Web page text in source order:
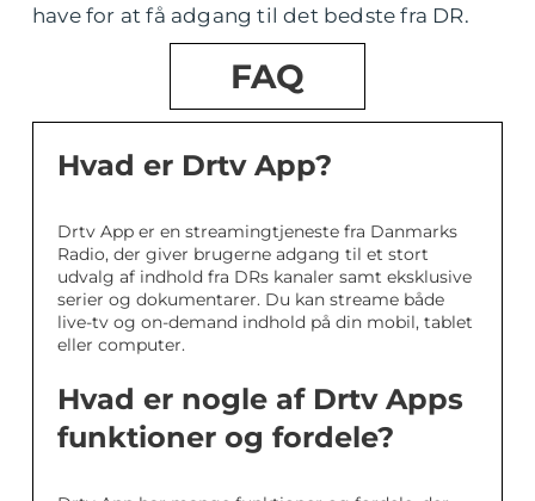
have for at få adgang til det bedste fra DR.
FAQ
Hvad er Drtv App?
Drtv App er en streamingtjeneste fra Danmarks
Radio, der giver brugerne adgang til et stort
udvalg af indhold fra DRs kanaler samt eksklusive
serier og dokumentarer. Du kan streame både
live-tv og on-demand indhold på din mobil, tablet
eller computer.
Hvad er nogle af Drtv Apps
funktioner og fordele?